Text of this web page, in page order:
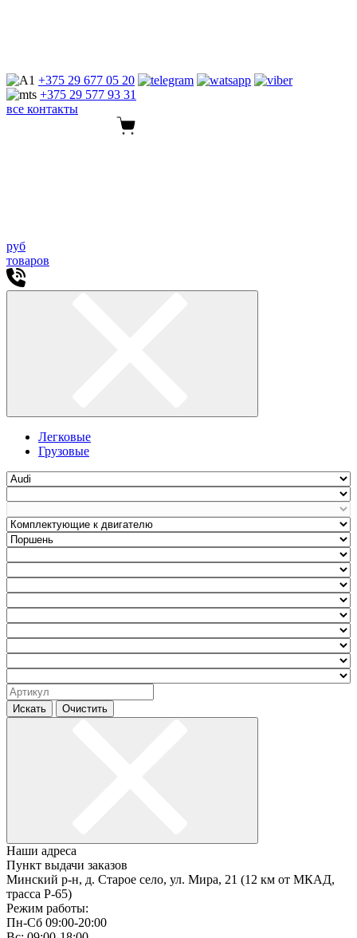
+375 29 677 05 20
+375 29 577 93 31
все контакты
руб
товаров
Легковые
Грузовые
Искать Очистить
Наши адреса
Пункт выдачи заказов
Минский р-н, д. Старое село, ул. Мира, 21 (12 км от МКАД,
трасса P-65)
Режим работы:
Пн-Сб 09:00-20:00